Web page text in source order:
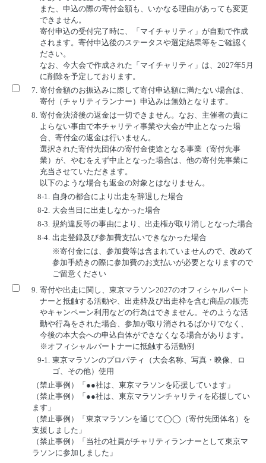
また、申込の際の寄付金額も、いかなる理由があっても変更
できません。
寄付申込の受付完了時に、「マイチャリティ」が自動で作成
されます。寄付申込後のステータスや選定結果等をご確認く
ださい。
なお、今大会で作成された「マイチャリティ」は、2027年5月
に削除を予定しております。
7. 寄付金額のお振込みに際して寄付申込額に満たない場合は、
寄付（チャリティランナー）申込みは無効となります。
8. 寄付金決済後の返金は一切できません。なお、主催者の責に
よらない事由で本チャリティ事業や大会が中止となった場
合、寄付金の返金は行いません。
選択された寄付先団体の寄付金使途となる事業（寄付先事
業）が、やむをえず中止となった場合は、他の寄付先事業に
充当させていただきます。
以下のような場合も返金の対象とはなりません。
8-1. 自身の都合により出走を辞退した場合
8-2. 大会当日に出走しなかった場合
8-3. 規約違反等の事由により、出走権が取り消しとなった場合
8-4. 出走登録及び参加費支払いできなかった場合
※寄付金には、参加費等は含まれていませんので、改めて
参加手続きの際に参加費のお支払いが必要となりますので
ご留意ください
9. 寄付や出走に関し、東京マラソン2027のオフィシャルパート
ナーと抵触する活動や、出走枠及び出走枠を含む商品の販売
やキャンペーン利用などの行為はできません。そのような活
動や行為をされた場合、参加が取り消されるばかりでなく、
今後の本大会への申込自体ができなくなる場合があります。
※オフィシャルパートナーに抵触する活動例
9-1. 東京マラソンのプロパティ（大会名称、写真・映像、ロ
ゴ、その他）使用
（禁止事例）「●●社は、東京マラソンを応援しています」
（禁止事例）「●●社は、東京マラソンチャリティを応援してい
ます」
（禁止事例）「東京マラソンを通じて◯◯（寄付先団体名）を
支援しました」
（禁止事例）「当社の社員がチャリティランナーとして東京マ
ラソンに参加しました」